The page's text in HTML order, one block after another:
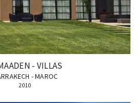
- VILLAS
- MAROC
2010